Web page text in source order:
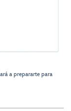
a prepararte para